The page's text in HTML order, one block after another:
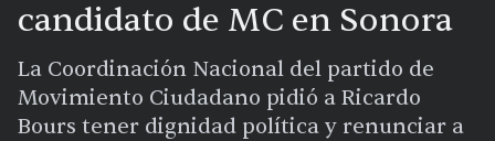
candidato de MC en Sonora
La Coordinación Nacional del partido de
Movimiento Ciudadano pidió a Ricardo
Bours tener dignidad política y renunciar a